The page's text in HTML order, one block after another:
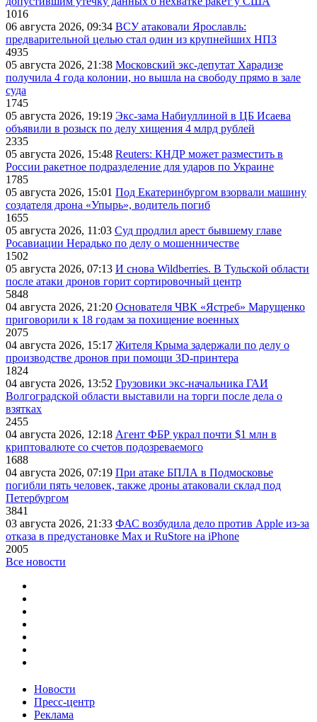
1016
06 августа 2026, 09:34 ВСУ атаковали Ярославль:
предварительной целью стал один из крупнейших НПЗ
4935
05 августа 2026, 21:38 Московский экс-депутат Харадизе
получила 4 года колонии, но вышла на свободу прямо в зале
суда
1745
05 августа 2026, 19:19 Экс-зама Набиуллиной в ЦБ Исаева
объявили в розыск по делу хищения 4 млрд рублей
2335
05 августа 2026, 15:48 Reuters: КНДР может разместить в
России ракетное подразделение для ударов по Украине
1785
05 августа 2026, 15:01 Под Екатеринбургом взорвали машину
создателя дрона «Упырь», водитель погиб
1655
05 августа 2026, 11:03 Суд продлил арест бывшему главе
Росавиации Нерадько по делу о мошенничестве
1502
05 августа 2026, 07:13 И снова Wildberries. В Тульской области
после атаки дронов горит сортировочный центр
5848
04 августа 2026, 21:20 Основателя ЧВК «Ястреб» Марущенко
приговорили к 18 годам за похищение военных
2075
04 августа 2026, 15:17 Жителя Крыма задержали по делу о
производстве дронов при помощи 3D‑принтера
1824
04 августа 2026, 13:52 Грузовики экс-начальника ГАИ
Волгоградской области выставили на торги после дела о
взятках
2455
04 августа 2026, 12:18 Агент ФБР украл почти $1 млн в
криптовалюте со счетов подозреваемого
1688
04 августа 2026, 07:19 При атаке БПЛА в Подмосковье
погибли пять человек, также дроны атаковали склад под
Петербургом
3841
03 августа 2026, 21:33 ФАС возбудила дело против Apple из-за
отказа в предустановке Max и RuStore на iPhone
2005
Все новости
Новости
Пресс-центр
Реклама